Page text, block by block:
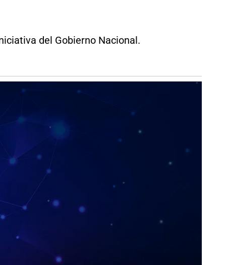
del Gobierno Nacional.